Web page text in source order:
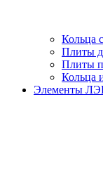
Кольца
Плиты
Плиты
Кольца
Элементы